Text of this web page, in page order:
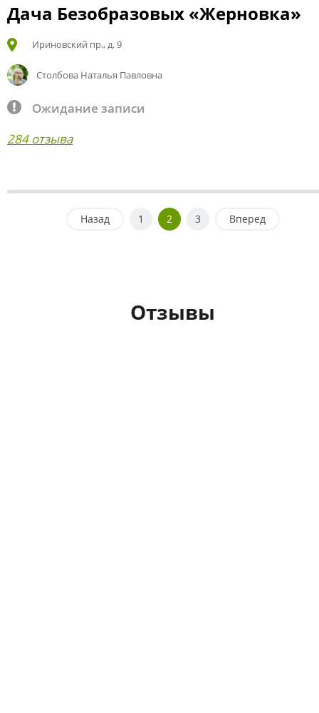
Дача Безобразовых «Жерновка»
Ириновский пр., д. 9
Столбова Наталья Павловна
Ожидание записи
284 отзыва
Назад 1 2 3 Вперед
Отзывы